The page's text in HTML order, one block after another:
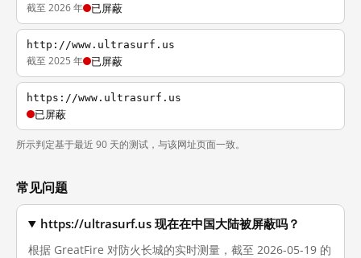
截至 2026 年 已屏蔽
http://www.ultrasurf.us
截至 2025 年 已屏蔽
https://www.ultrasurf.us
已屏蔽
所示判定基于最近 90 天的测试，与该网址页面一致。
常见问题
https://ultrasurf.us 现在在中国大陆被屏蔽吗？
根据 GreatFire 对防火长城的实时测量，截至 2026-05-19 的